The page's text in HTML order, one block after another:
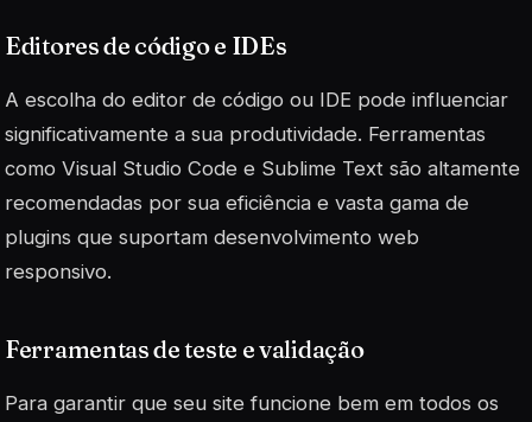
Editores de código e IDEs
A escolha do editor de código ou IDE pode influenciar
significativamente a sua produtividade. Ferramentas
como Visual Studio Code e Sublime Text são altamente
recomendadas por sua eficiência e vasta gama de
plugins que suportam desenvolvimento web
responsivo.
Ferramentas de teste e validação
Para garantir que seu site funcione bem em todos os